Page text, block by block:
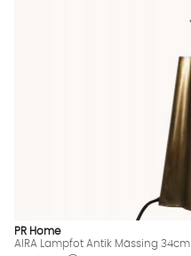
PR Home
AIRA Lampfot Antik Mässing 34cm